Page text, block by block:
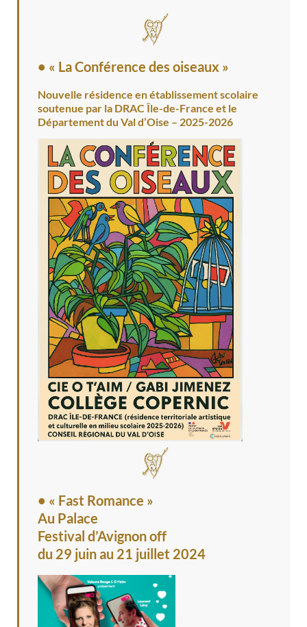
• « La Conférence des oiseaux »
Nouvelle résidence en établissement scolaire
soutenue par la DRAC Île-de-France et le
Département du Val d’Oise – 2025-2026
• « Fast Romance »
Au Palace
Festival d’Avignon off
du 29 juin au 21 juillet 2024